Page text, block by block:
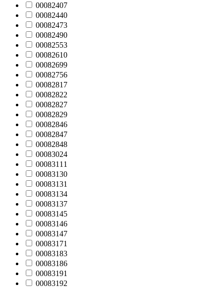
00082407
00082440
00082473
00082490
00082553
00082610
00082699
00082756
00082817
00082822
00082827
00082829
00082846
00082847
00082848
00083024
00083111
00083130
00083131
00083134
00083137
00083145
00083146
00083147
00083171
00083183
00083186
00083191
00083192